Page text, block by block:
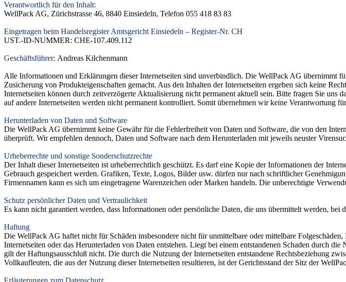
Verantwortlich für den Inhalt:
WellPack AG, Zürichstrasse 46, 8840 Einsiedeln, Telefon 055 418 83 83
Eingetragen beim Handelsregister Amtsgericht Einsiedeln – Register-Nr. CH
UST.-ID-NUMMER: CHE-107.409.112
Geschäftsführer: Andreas Kilchenmann
Alle Informationen und Erklärungen dieser Internetseiten sind unverbindlich. Die WellPack AG übernimmt
Zusicherung von Produkteigenschaften gemacht. Aus den Inhalten der Internetseiten ergeben sich keine
Internetseiten können durch zeitverzögerte Aktualisierung nicht permanent aktuell sein. Bitte fragen Sie
auf andere Internetseiten werden nicht permanent kontrolliert. Somit übernehmen wir keine Verantwortung
Herunterladen von Daten und Software
Die WellPack AG übernimmt keine Gewähr für die Fehlerfreiheit von Daten und Software, die von den
überprüft. Wir empfehlen dennoch, Daten und Software nach dem Herunterladen mit jeweils neuster
Urheberrechte und sonstige Sonderschutzrechte
Der Inhalt dieser Internetseiten ist urheberrechtlich geschützt. Es darf eine Kopie der Informationen der
Gebrauch gespeichert werden. Grafiken, Texte, Logos, Bilder usw. dürfen nur nach schriftlicher
Firmennamen kann es sich um eingetragene Warenzeichen oder Marken handeln. Die unberechtigte
Schutz persönlicher Daten und Vertraulichkeit
Es kann nicht garantiert werden, dass Informationen oder persönliche Daten, die uns übermittelt werden,
Haftung
Die WellPack AG haftet nicht für Schäden insbesondere nicht für unmittelbare oder mittelbare
Internetseiten oder das Herunterladen von Daten entstehen. Liegt bei einem entstandenen Schaden durch
gilt der Haftungsausschluß nicht. Die durch die Nutzung der Internetseiten entstandene Rechtsbeziehung
Vollkaufleuten, die aus der Nutzung dieser Internetseiten resultieren, ist der Gerichtsstand der Sitz der
Erläuterungen zum Datenschutz